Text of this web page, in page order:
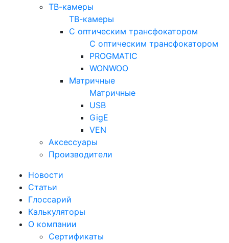
ТВ-камеры
ТВ-камеры
С оптическим трансфокатором
С оптическим трансфокатором
PROGMATIC
WONWOO
Матричные
Матричные
USB
GigE
VEN
Аксессуары
Производители
Новости
Статьи
Глоссарий
Калькуляторы
О компании
Сертификаты